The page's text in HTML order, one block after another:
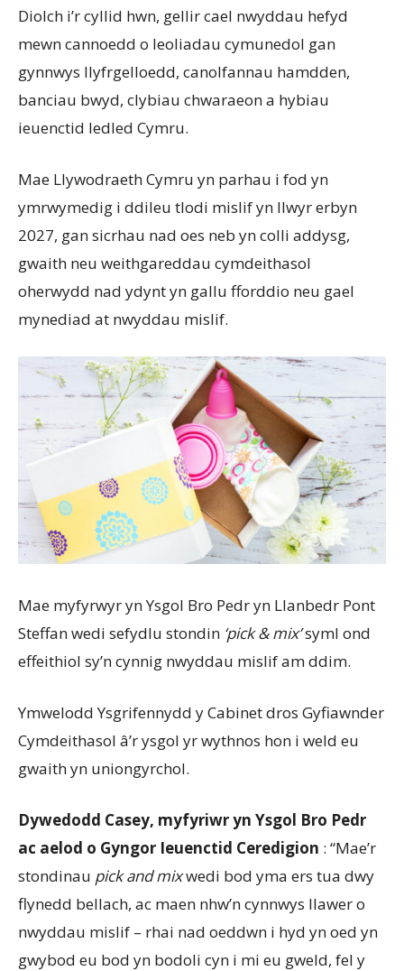
Diolch i’r cyllid hwn, gellir cael nwyddau hefyd
mewn cannoedd o leoliadau cymunedol gan
gynnwys llyfrgelloedd, canolfannau hamdden,
banciau bwyd, clybiau chwaraeon a hybiau
ieuenctid ledled Cymru.
Mae Llywodraeth Cymru yn parhau i fod yn
ymrwymedig i ddileu tlodi mislif yn llwyr erbyn
2027, gan sicrhau nad oes neb yn colli addysg,
gwaith neu weithgareddau cymdeithasol
oherwydd nad ydynt yn gallu fforddio neu gael
mynediad at nwyddau mislif.
Mae myfyrwyr yn Ysgol Bro Pedr yn Llanbedr Pont
Steffan wedi sefydlu stondin ‘pick & mix’syml ond
effeithiol sy’n cynnig nwyddau mislif am ddim.
Ymwelodd Ysgrifennydd y Cabinet dros Gyfiawnder
Cymdeithasol â’r ysgol yr wythnos hon i weld eu
gwaith yn uniongyrchol.
Dywedodd Casey, myfyriwr yn Ysgol Bro Pedr
ac aelod o Gyngor Ieuenctid Ceredigion : “Mae’r
stondinau pick and mixwedi bod yma ers tua dwy
flynedd bellach, ac maen nhw’n cynnwys llawer o
nwyddau mislif – rhai nad oeddwn i hyd yn oed yn
gwybod eu bod yn bodoli cyn i mi eu gweld, fel y